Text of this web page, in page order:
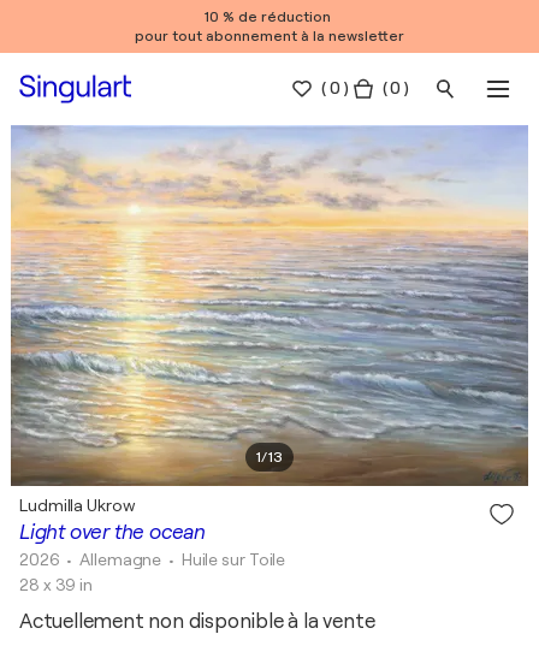
10 % de réduction
pour tout abonnement à la newsletter
(0 ) ( 0 )
1/13
Light over the ocean
Ludmilla Ukrow
2026 • Allemagne • Huile sur Toile
28 x 39 in
Actuellement non disponible à la vente